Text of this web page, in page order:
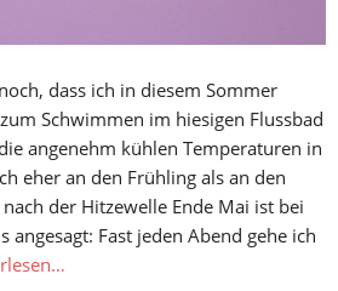
dass ich in diesem Sommer
Schwimmen im hiesigen Flussbad
angenehm kühlen Temperaturen in
eher an den Frühling als an den
der Hitzewelle Ende Mai ist bei
Fast jeden Abend gehe ich